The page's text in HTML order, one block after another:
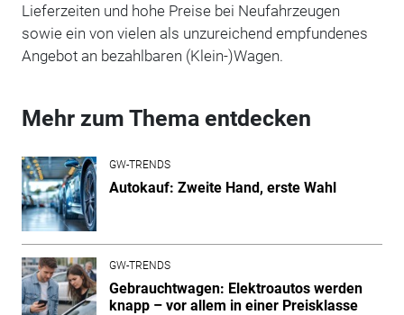
Lieferzeiten und hohe Preise bei Neufahrzeugen
sowie ein von vielen als unzureichend empfundenes
Angebot an bezahlbaren (Klein-)Wagen.
Mehr zum Thema entdecken
GW-TRENDS
Autokauf: Zweite Hand, erste Wahl
GW-TRENDS
Gebrauchtwagen: Elektroautos werden
knapp – vor allem in einer Preisklasse